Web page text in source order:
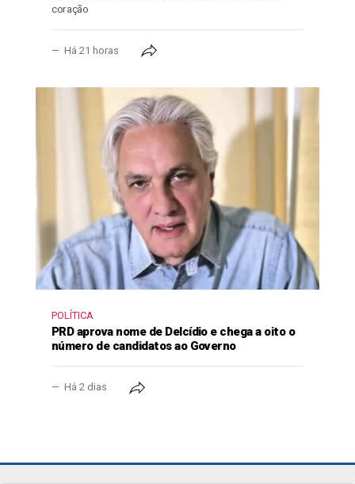
coração
Há 21 horas
POLÍTICA
PRD aprova nome de Delcídio e chega a oito o
número de candidatos ao Governo
Há 2 dias